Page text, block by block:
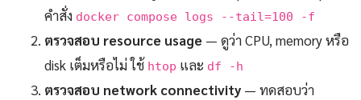
คำสั่ง docker compose logs --tail=100 -f
ตรวจสอบ resource usage — ดูว่า CPU, memory หรือ
disk เต็มหรือไม่ ใช้ htop และ df -h
ตรวจสอบ network connectivity — ทดสอบว่า